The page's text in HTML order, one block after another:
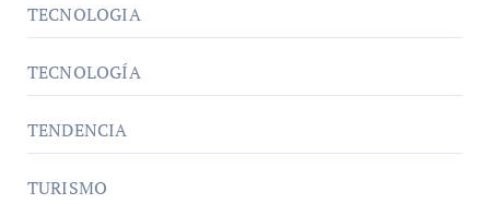
TECNOLOGIA
TECNOLOGÍA
TENDENCIA
TURISMO